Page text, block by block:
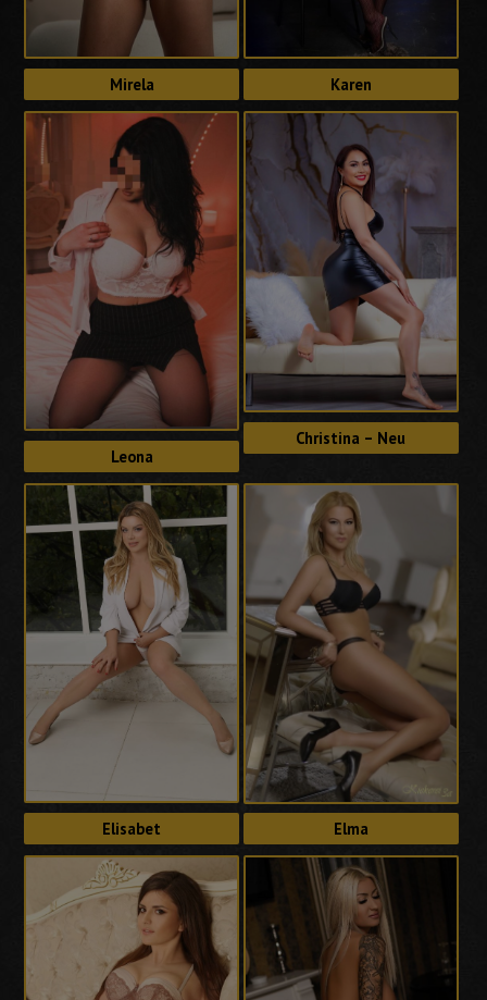
Mirela Karen
Leona
Christina – Neu
Elisabet Elma